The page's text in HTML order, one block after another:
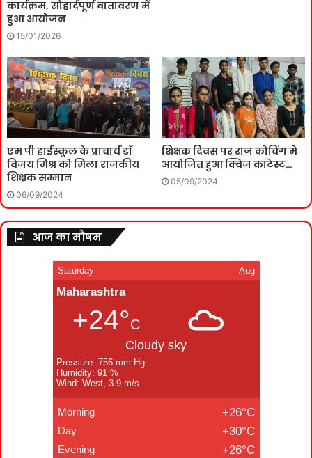
कार्यक्रम, सौहार्दपूर्ण वातावरण में
हुआ आयोजन
15/01/2026
एम पी हाईस्कूल के प्राचार्य डाॅ
विजय मिश्र को मिला राजकीय
शिक्षक सम्मान
06/09/2024
शिक्षक दिवस पर राज कोचिंग मे
आयोजित हुआ क्विज कांटेस्ट…
05/09/2024
आज का मौषम
Saturday Aug
Maharashtra
+24°C
Cloudy sky
Pressure: 756 mm Hg
Humidity: 91 %
Wind: West, 3.9 m/s
Morning +26°C
Day +30°C
Evening +26°C